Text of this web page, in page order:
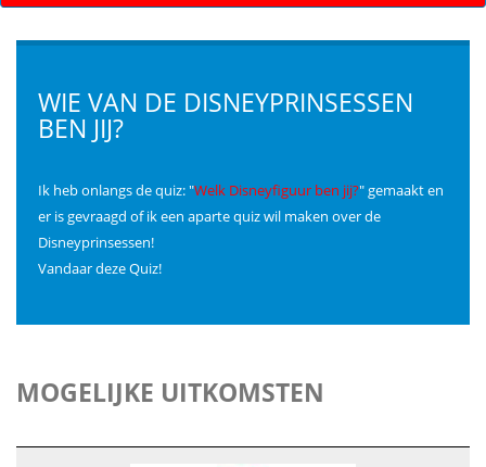
WIE VAN DE DISNEYPRINSESSEN
BEN JIJ?
Ik heb onlangs de quiz: "Welk Disneyfiguur ben jij?" gemaakt en
er is gevraagd of ik een aparte quiz wil maken over de
Disneyprinsessen!
Vandaar deze Quiz!
MOGELIJKE UITKOMSTEN